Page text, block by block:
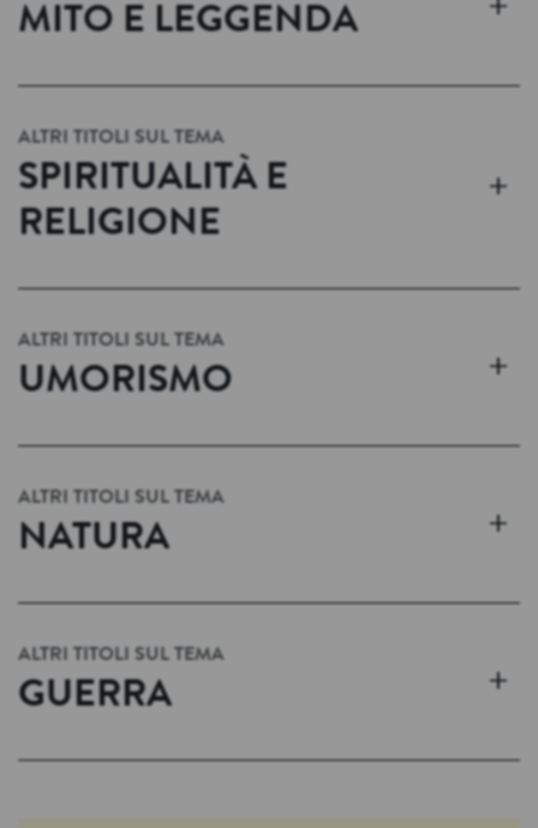
MITO E LEGGENDA
ALTRI TITOLI SUL TEMA
SPIRITUALITÀ E
RELIGIONE
+
ALTRI TITOLI SUL TEMA
UMORISMO +
ALTRI TITOLI SUL TEMA
NATURA +
ALTRI TITOLI SUL TEMA
GUERRA +